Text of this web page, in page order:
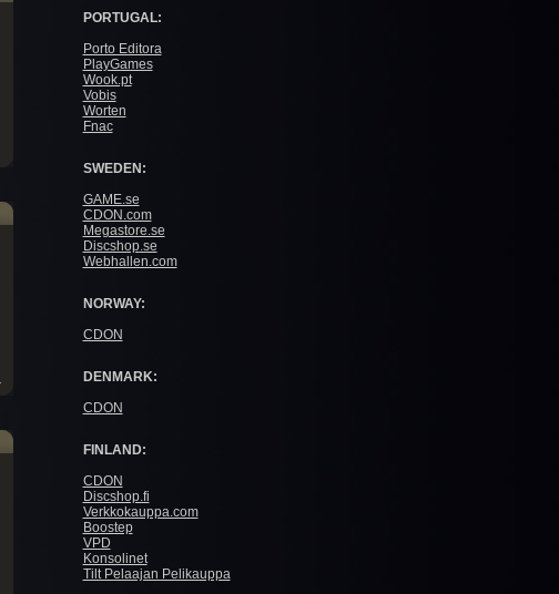
PORTUGAL:
Porto Editora
PlayGames
Wook.pt
Vobis
Worten
Fnac
SWEDEN:
GAME.se
CDON.com
Megastore.se
Discshop.se
Webhallen.com
NORWAY:
CDON
DENMARK:
CDON
FINLAND:
CDON
Discshop.fi
Verkkokauppa.com
Boostep
VPD
Konsolinet
Tilt Pelaajan Pelikauppa